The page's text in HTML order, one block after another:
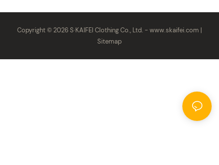
Copyright © 2026 S·KAIFEI Clothing Co., Ltd. - www.skaifei.com |
Sitemap